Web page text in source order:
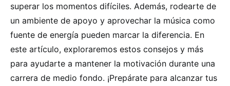
superar los momentos difíciles. Además, rodearte de
un ambiente de apoyo y aprovechar la música como
fuente de energía pueden marcar la diferencia. En
este artículo, exploraremos estos consejos y más
para ayudarte a mantener la motivación durante una
carrera de medio fondo. ¡Prepárate para alcanzar tus